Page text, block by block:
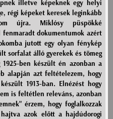
illetve képeknek egy helyi
régi képeket keresek leginkább
újra. Miklósy püspökké
fenmaradt dokumentumok azért
jutott egy olyan fénykép
sorfalat álló gyerekek és tömeg
ben készült én azonban a
alapján azt feltételezem, hogy
1913-ban. Elnézést hogy
is feltétlen releváns, azonban
érzem, hogy foglalkozzak
azok előtt a hajdúdorogi